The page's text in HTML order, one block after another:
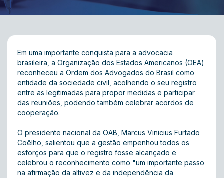
Em uma importante conquista para a advocacia
brasileira, a Organização dos Estados Americanos (OEA)
reconheceu a Ordem dos Advogados do Brasil como
entidade da sociedade civil, acolhendo o seu registro
entre as legitimadas para propor medidas e participar
das reuniões, podendo também celebrar acordos de
cooperação.
O presidente nacional da OAB, Marcus Vinicius Furtado
Coêlho, salientou que a gestão empenhou todos os
esforços para que o registro fosse alcançado e
celebrou o reconhecimento como "um importante passo
na afirmação da altivez e da independência da